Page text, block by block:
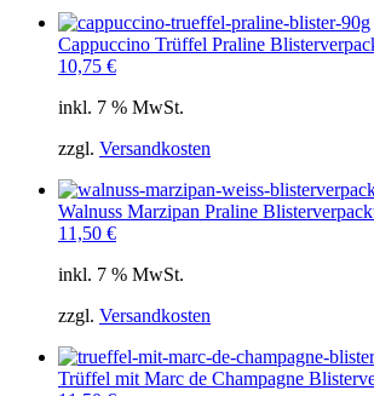
Cappuccino Trüffel Praline
10,75 €
inkl. 7 % MwSt.
zzgl. Versandkosten
Walnuss Marzipan Praline
11,50 €
inkl. 7 % MwSt.
zzgl. Versandkosten
Trüffel mit Marc de Champagne